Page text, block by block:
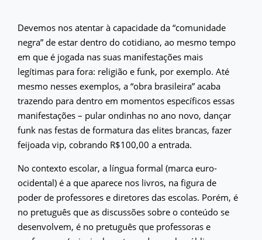
Devemos nos atentar à capacidade da “comunidade
negra” de estar dentro do cotidiano, ao mesmo tempo
em que é jogada nas suas manifestações mais
legítimas para fora: religião e funk, por exemplo. Até
mesmo nesses exemplos, a “obra brasileira” acaba
trazendo para dentro em momentos específicos essas
manifestações – pular ondinhas no ano novo, dançar
funk nas festas de formatura das elites brancas, fazer
feijoada vip, cobrando R$100,00 a entrada.
No contexto escolar, a língua formal (marca euro-
ocidental) é a que aparece nos livros, na figura de
poder de professores e diretores das escolas. Porém, é
no pretuguês que as discussões sobre o conteúdo se
desenvolvem, é no pretuguês que professoras e